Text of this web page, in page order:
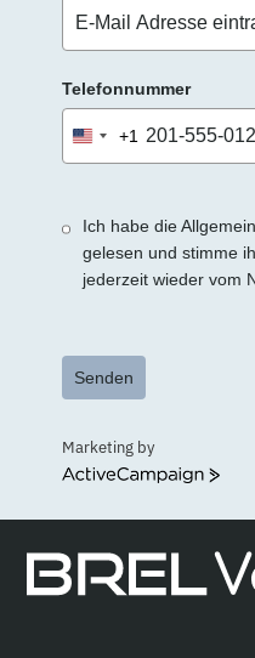
Telefonnummer
United
States
+1
Ich habe die
gelesen und stimme
jederzeit wieder vom
Senden
Marketing by
ActiveCampaign